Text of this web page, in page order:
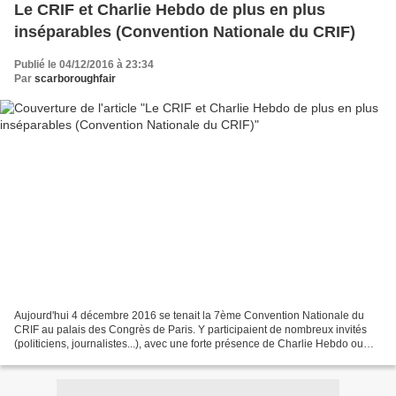
Le CRIF et Charlie Hebdo de plus en plus
inséparables (Convention Nationale du CRIF)
Publié le 04/12/2016 à 23:34
Par scarboroughfair
Aujourd'hui 4 décembre 2016 se tenait la 7ème Convention Nationale du
CRIF au palais des Congrès de Paris. Y participaient de nombreux invités
(politiciens, journalistes...), avec une forte présence de Charlie Hebdo ou